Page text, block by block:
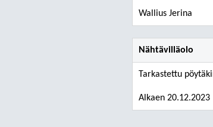
Wallius Jerina
Nähtävilläolo
Tarkastettu
Alkaen 20.12.2023